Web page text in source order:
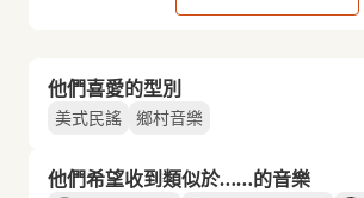
他們喜愛的型別
美式民謠 鄉村音樂
他們希望收到類似於……的音樂